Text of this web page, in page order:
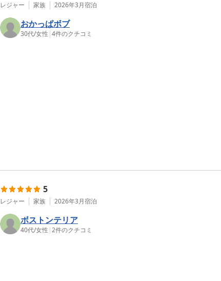
レジャー 家族 2026年3月宿泊
おかっぱボブ
30代/女性 |4件のクチコミ
5
レジャー 家族 2026年3月宿泊
ボストンテリア
40代/女性 |2件のクチコミ